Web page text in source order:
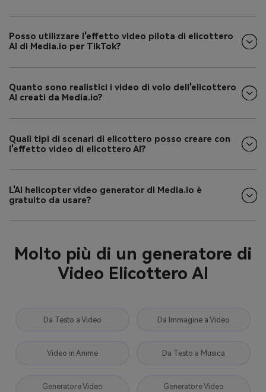
Posso utilizzare l'effetto video pilota di elicottero
AI di Media.io per TikTok?
Quanto sono realistici i video di volo dell'elicottero
AI creati da Media.io?
Quali tipi di scenari di elicottero posso creare con
l'effetto video di elicottero AI?
L'AI helicopter video generator di Media.io è
gratuito da usare?
Molto più di un generatore di
Video Elicottero AI
Da Testo a Video Da Immagine a Video
Video in Anime Da Testo a Musica
Generatore Video
Generatore Video